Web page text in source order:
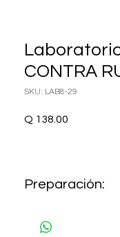
CONTRA
SKU: LAB8-29
Q 138.00
Preparación: